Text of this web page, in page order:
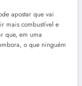
apostar que vai
mais combustível e
que, em uma
o que ninguém